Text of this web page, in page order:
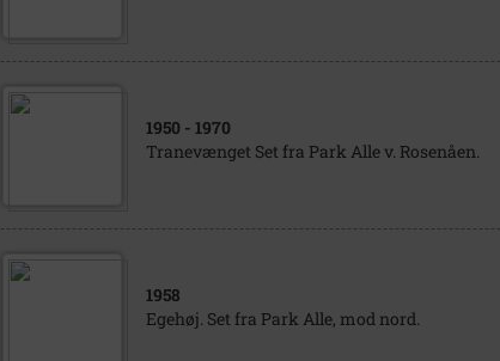
1950 - 1970
Tranevænget Set fra Park Alle v. Rosenåen.
1958
Egehøj. Set fra Park Alle, mod nord.